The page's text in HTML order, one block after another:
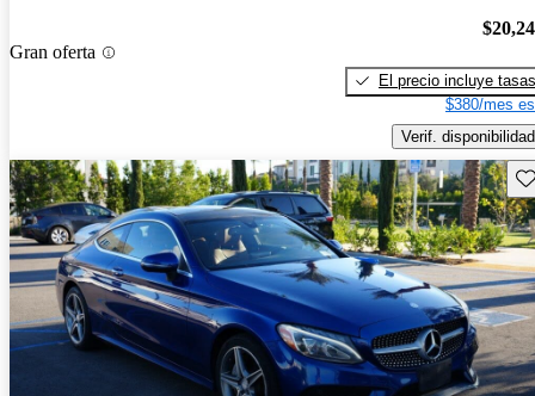
Gran oferta
El precio incluye tasas
$380/mes
Verif. disponibilidad